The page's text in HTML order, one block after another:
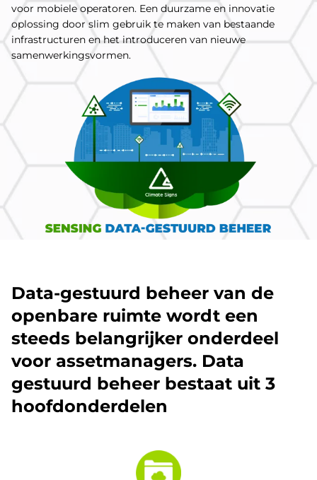
voor mobiele operatoren. Een duurzame en innovatie
oplossing door slim gebruik te maken van bestaande
infrastructuren en het introduceren van nieuwe
samenwerkingsvormen.
Data-gestuurd beheer van de
openbare ruimte wordt een
steeds belangrijker onderdeel
voor assetmanagers. Data
gestuurd beheer bestaat uit 3
hoofdonderdelen